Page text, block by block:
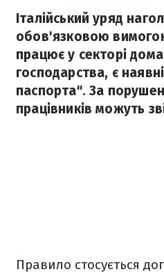
Італійський уряд
обов'язковою
працює у секторі
господарства, є
паспорта". За
працівників можуть
Правило стосується